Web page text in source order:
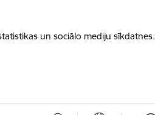
un sociālo mediju sīkdatnes.